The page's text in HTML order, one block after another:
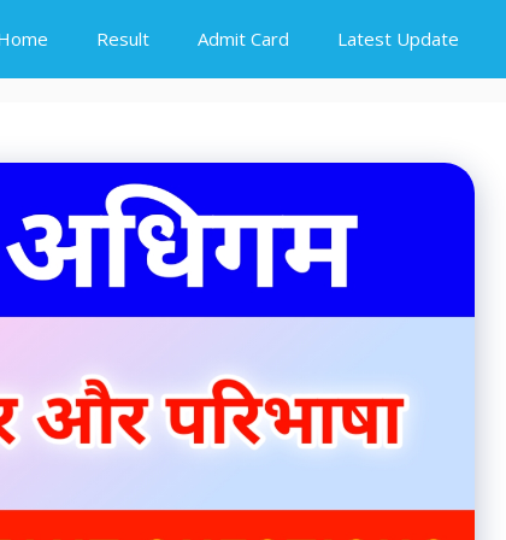
Result Admit Card Latest Update